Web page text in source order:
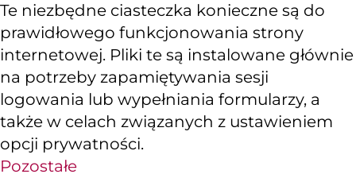
Te niezbędne ciasteczka konieczne są do
prawidłowego funkcjonowania strony
internetowej. Pliki te są instalowane głównie
na potrzeby zapamiętywania sesji
logowania lub wypełniania formularzy, a
także w celach związanych z ustawieniem
opcji prywatności.
Pozostałe